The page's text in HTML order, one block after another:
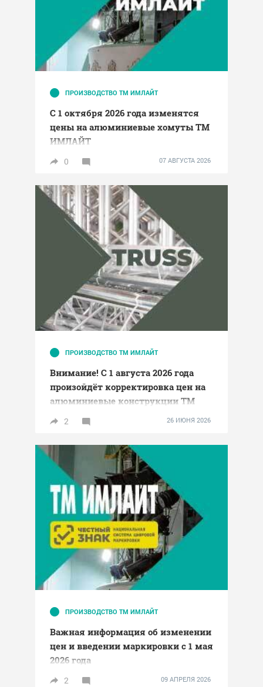
ПРОИЗВОДСТВО ТМ ИМЛАЙТ
С 1 октября 2026 года изменятся
цены на алюминиевые хомуты ТМ
ИМЛАЙТ
0 07 АВГУСТА 2026
ПРОИЗВОДСТВО ТМ ИМЛАЙТ
Внимание! С 1 августа 2026 года
произойдёт корректировка цен на
алюминиевые конструкции ТМ
2 26 ИЮНЯ 2026
ПРОИЗВОДСТВО ТМ ИМЛАЙТ
Важная информация об изменении
цен и введении маркировки с 1 мая
2026 года
2 09 АПРЕЛЯ 2026